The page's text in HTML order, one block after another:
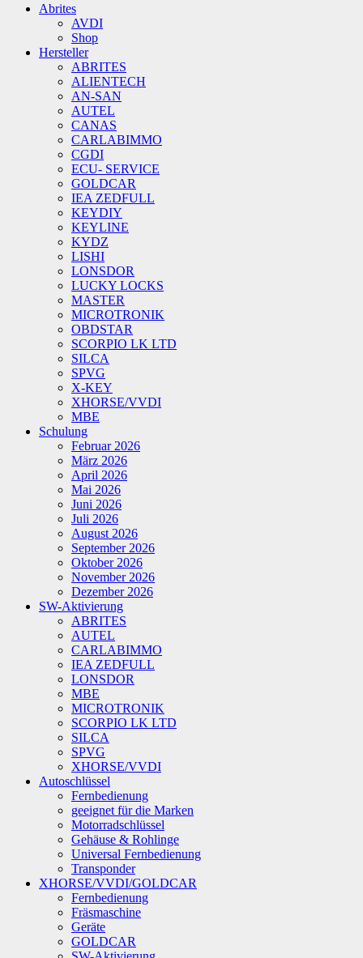
Abrites
AVDI
Shop
Hersteller
ABRITES
ALIENTECH
AN-SAN
AUTEL
CANAS
CARLABIMMO
CGDI
ECU- SERVICE
GOLDCAR
IEA ZEDFULL
KEYDIY
KEYLINE
KYDZ
LISHI
LONSDOR
LUCKY LOCKS
MASTER
MICROTRONIK
OBDSTAR
SCORPIO LK LTD
SILCA
SPVG
X-KEY
XHORSE/VVDI
MBE
Schulung
Februar 2026
März 2026
April 2026
Mai 2026
Juni 2026
Juli 2026
August 2026
September 2026
Oktober 2026
November 2026
Dezember 2026
SW-Aktivierung
ABRITES
AUTEL
CARLABIMMO
IEA ZEDFULL
LONSDOR
MBE
MICROTRONIK
SCORPIO LK LTD
SILCA
SPVG
XHORSE/VVDI
Autoschlüssel
Fernbedienung
geeignet für die Marken
Motorradschlüssel
Gehäuse & Rohlinge
Universal Fernbedienung
Transponder
XHORSE/VVDI/GOLDCAR
Fernbedienung
Fräsmaschine
Geräte
GOLDCAR